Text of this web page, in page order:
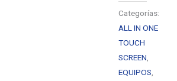
Categorías:
ALL IN ONE
TOUCH
SCREEN
EQUIPOS